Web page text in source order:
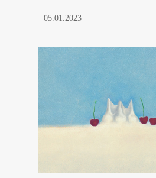
05.01.2023